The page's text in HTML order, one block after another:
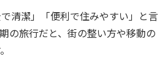
清潔」「便利で住みやすい」と言
の旅行だと、街の整い方や移動の